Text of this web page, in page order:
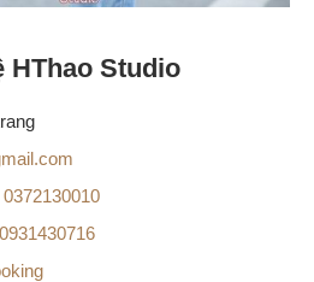
HThao Studio
0372130010
0931430716